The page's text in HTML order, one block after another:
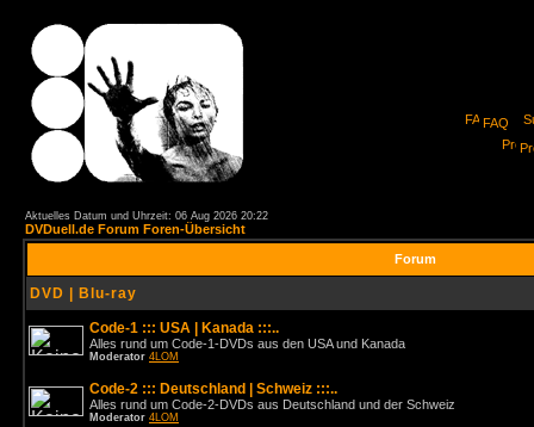
FAQ
Aktuelles Datum und Uhrzeit: 06 Aug 2026 20:22
DVDuell.de Forum Foren-Übersicht
Forum
DVD | Blu-ray
Code-1 ::: USA | Kanada :::..
Alles rund um Code-1-DVDs aus den USA und Kanada
Moderator 4LOM
Code-2 ::: Deutschland | Schweiz :::..
Alles rund um Code-2-DVDs aus Deutschland und der Schweiz
Moderator 4LOM